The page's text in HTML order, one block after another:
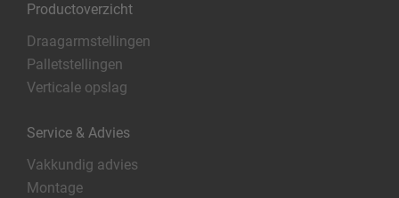
Productoverzicht
Draagarmstellingen
Palletstellingen
Verticale opslag
Service & Advies
Vakkundig advies
Montage